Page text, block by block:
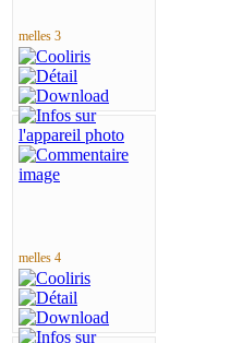
melles 3
melles 4